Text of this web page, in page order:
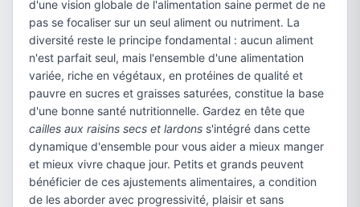
d'une vision globale de l'alimentation saine permet de ne
pas se focaliser sur un seul aliment ou nutriment. La
diversité reste le principe fondamental : aucun aliment
n'est parfait seul, mais l'ensemble d'une alimentation
variée, riche en végétaux, en protéines de qualité et
pauvre en sucres et graisses saturées, constitue la base
d'une bonne santé nutritionnelle. Gardez en tête que
cailles aux raisins secs et lardons s'intégré dans cette
dynamique d'ensemble pour vous aider a mieux manger
et mieux vivre chaque jour. Petits et grands peuvent
bénéficier de ces ajustements alimentaires, a condition
de les aborder avec progressivité, plaisir et sans